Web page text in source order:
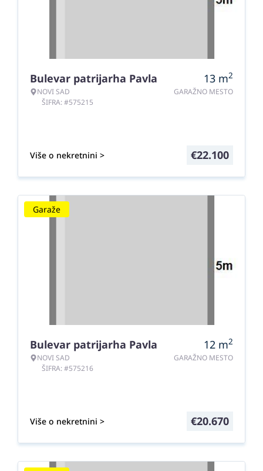
Bulevar patrijarha Pavla
NOVI SAD
ŠIFRA: #575215
13 m2
GARAŽNO MESTO
Više o nekretnini > €22.100
Garaže
Bulevar patrijarha Pavla
NOVI SAD
ŠIFRA: #575216
12 m2
GARAŽNO MESTO
Više o nekretnini > €20.670